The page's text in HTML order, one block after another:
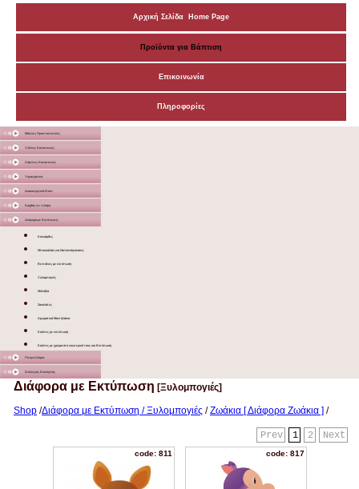
Αρχική Σελίδα Home Page
Προϊόντα για Βάπτιση
Επικοινωνία
Πληροφορίες
Μάσκες Προστατευτικές
Ξύλινες Κατασκευές
Χάρτινες Κατασκευές
Υφασμάτινα
Διακοσμητικά Σταντ
Καμβάς σε τελάρο
Διάφορα με Εκτύπωση
Κονκάρδες
Μπουκαλάκι για Σαπουνόφουσκες
Βεντάλιες με εκτύπωση
Ξυλομπογιές
Μολύβια
Σοκολάτες
Αρωματικά Μαντηλάκια
Κούπες με εκτύπωση
Κούπες με χρώμα στο εσωτερικό τους και Εκτύπωση
Γλειφιτζούρια
Στολισμός Εκκλησίας
Διάφορα με Εκτύπωση [Ξυλομπογιές]
Shop /Διάφορα με Εκτύπωση / Ξυλομπογιές /Ζωάκια [ Διάφορα Ζωάκια ] /
Next
2
1
Prev
code: 811 code: 817